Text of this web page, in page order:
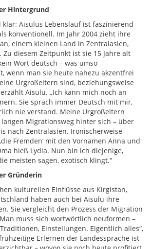
Hintergrund
Aisulus Lebenslauf ist faszinierend
konventionell. Im Jahr 2004 zieht ihre
einem kleinen Land in Zentralasien,
Zu diesem Zeitpunkt ist sie 15 Jahre alt
Wort deutsch – was umso
wenn man sie heute nahezu akzentfrei
Urgroßeltern sind, beziehungsweise
Aisulu. „Ich kann mich noch an
Sie sprach immer Deutsch mit mir,
nie verstand. Meine Urgroßeltern
Migrationsweg hinter sich – über
nach Zentralasien. Ironischerweise
Fremden‘ mit den Vornamen Anna und
hieß Lydia. Nun bin ich diejenige,
meisten sagen, exotisch klingt.“
Gründerin
kulturellen Einflüsse aus Kirgistan,
haben auch bei Aisulu ihre
Sie vergleicht den Prozess der Migration
muss sich wortwörtlich neuformen –
Einstellungen. Eigentlich alles“,
Erlernen der Landessprache ist